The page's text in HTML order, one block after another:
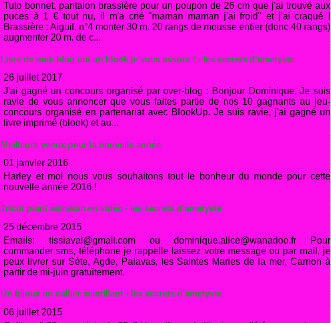
Tuto bonnet, pantalon brassière pour un poupon de 26 cm que j'ai trouvé aux
puces à 1 € tout nu, il m'a crié "maman maman j'ai froid" et j'ai craqué !
Brassière : Aiguil. n°4 monter 30 m. 20 rangs de mousse entier (donc 40 rangs)
augmenter 20 m. de c...
Livre de mon blog oui un blook je vous assure ! - les secrets d'ametyste
26 juillet 2017
J'ai gagné un concours organisé par over-blog : Bonjour Dominique, Je suis
ravie de vous annoncer que vous faites partie de nos 10 gagnants au jeu-
concours organisé en partenariat avec BlookUp. Je suis ravie, j'ai gagné un
livre imprimé (blook) et au...
Meilleurs voeux pour la nouvelle année
01 janvier 2016
Harley et moi nous vous souhaitons tout le bonheur du monde pour cette
nouvelle année 2016 !
Tricot point astrakan en vidéo - les secrets d'ametyste
25 décembre 2015
Emails: tissiaval@gmail.com ou dominique.alice@wanadoo.fr Pour
commander sms, téléphone je rappelle laissez votre message ou par mail, je
peux livrer sur Sète, Agde, Palavas, les Saintes Maries de la mer, Carnon à
partir de mi-juin gratuitement.
Un bijoux un collier scintillant - les secrets d'ametyste
06 juillet 2015